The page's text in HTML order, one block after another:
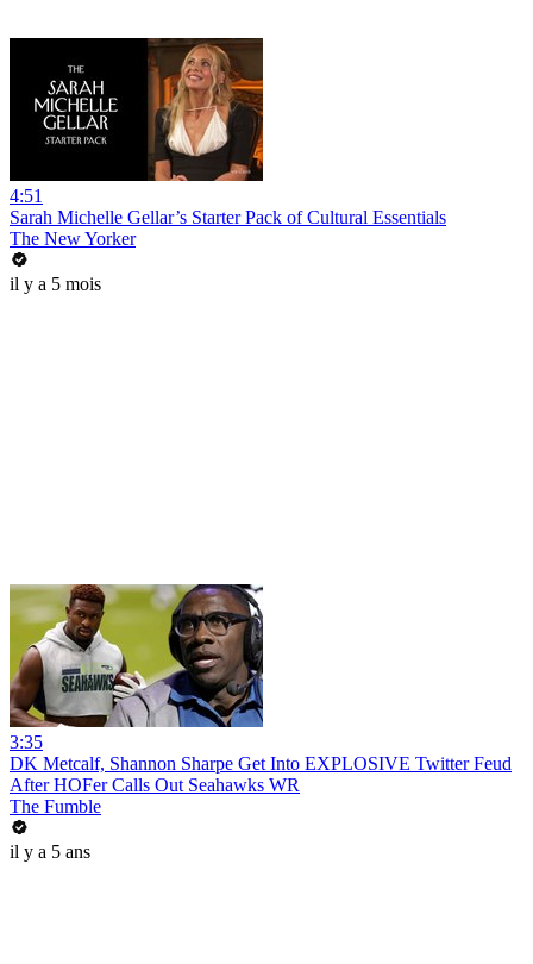
4:51
Sarah Michelle Gellar’s Starter Pack of Cultural Essentials
The New Yorker
il y a 5 mois
3:35
DK Metcalf, Shannon Sharpe Get Into EXPLOSIVE Twitter Feud
After HOFer Calls Out Seahawks WR
The Fumble
il y a 5 ans